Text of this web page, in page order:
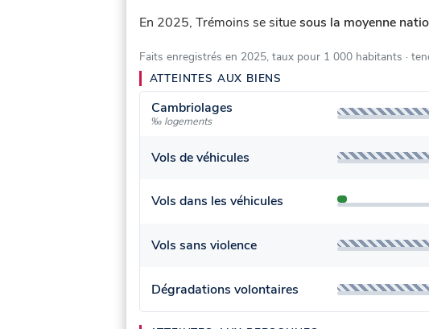
En 2025, Trémoins se situesous la moyenne
Faits enregistrés en 2025, taux pour 1 000 habitants ·
ATTEINTES AUX BIENS
Cambriolages
‰ logements
Vols de véhicules
Vols dans les véhicules
Vols sans violence
Dégradations volontaires